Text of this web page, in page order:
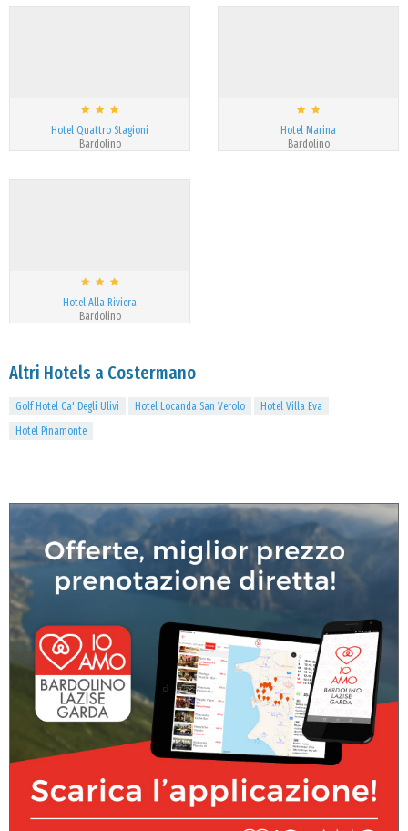
Hotel Quattro Stagioni
Bardolino
Hotel Marina
Bardolino
Hotel Alla Riviera
Bardolino
Altri Hotels a Costermano
Golf Hotel Ca' Degli Ulivi Hotel Locanda San Verolo
Hotel Villa Eva
Hotel Pinamonte